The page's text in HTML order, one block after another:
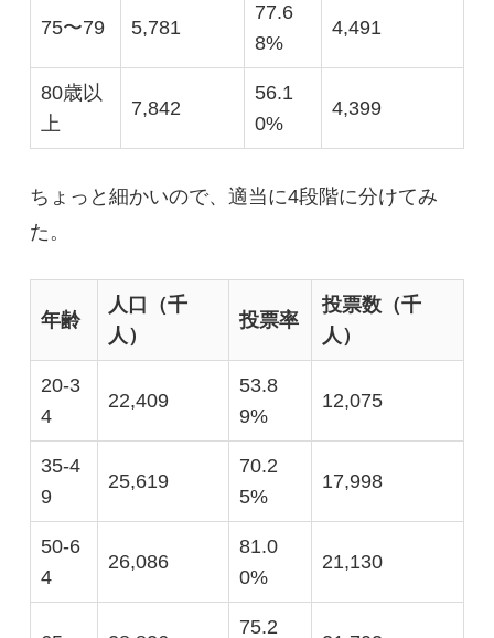
75〜79 5,781
77.6
8%
4,491
80歳以
上
7,842
56.1
0%
4,399
ちょっと細かいので、適当に4段階に分けてみ
た。
年齢
人口（千
人）
投票率
投票数（千
人）
20-3
4
22,409
53.8
9%
12,075
35-4
9
25,619
70.2
5%
17,998
50-6
4
26,086
81.0
0%
21,130
75.2